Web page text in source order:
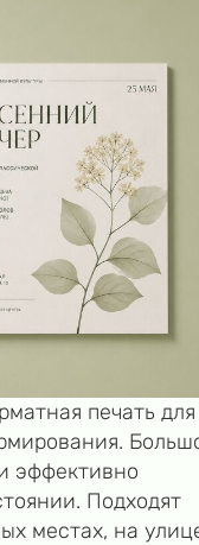
печать для
эффективно
Подходят
местах, на